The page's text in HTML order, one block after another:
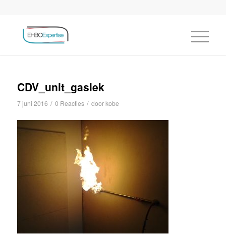
CDV_unit_gaslek
7 juni 2016 / 0 Reacties / doorkobe